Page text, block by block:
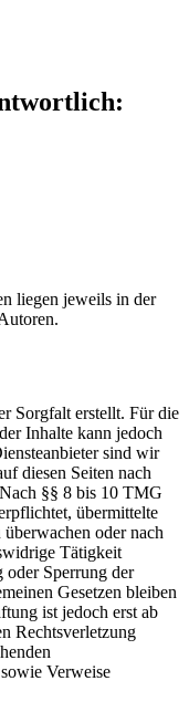
liegen jeweils in der
Sorgfalt erstellt. Für die
Inhalte kann jedoch
sind wir
diesen Seiten nach
§§ 8 bis 10 TMG
übermittelte
oder nach
Tätigkeit
Sperrung der
Gesetzen bleiben
ist jedoch erst ab
Rechtsverletzung
Verweise